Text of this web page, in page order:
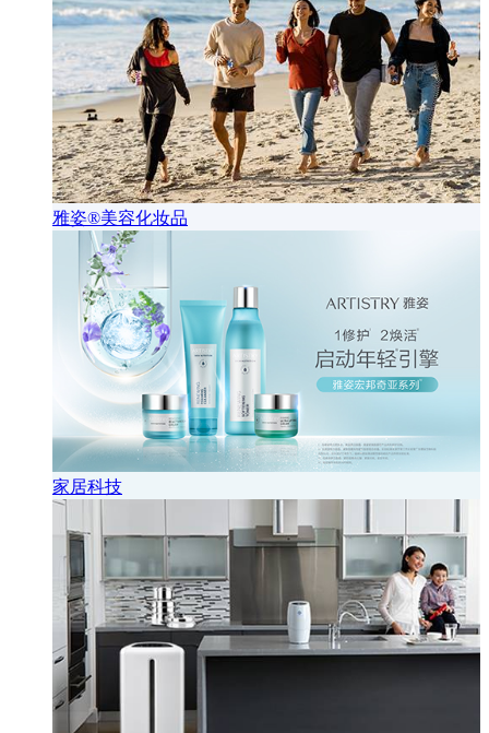
雅姿®美容化妆品
家居科技